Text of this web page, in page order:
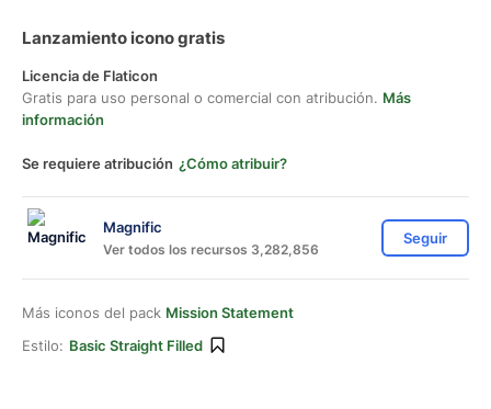
Lanzamiento icono gratis
Licencia de Flaticon
Gratis para uso personal o comercial con atribución. Más
información
Se requiere atribución ¿Cómo atribuir?
Magnific
Ver todos los recursos 3,282,856
Seguir
Más iconos del pack Mission Statement
Estilo: Basic Straight Filled